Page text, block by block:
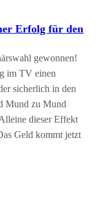
Erfolg für den
gewonnen!
im TV einen
sicherlich in den
Mund zu Mund
dieser Effekt
Geld kommt jetzt